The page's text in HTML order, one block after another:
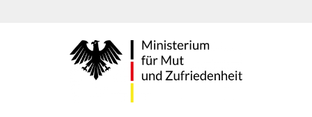
Was bedeutet Mut für dich?